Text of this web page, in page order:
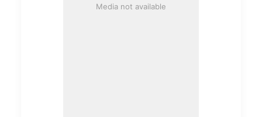
Media not available